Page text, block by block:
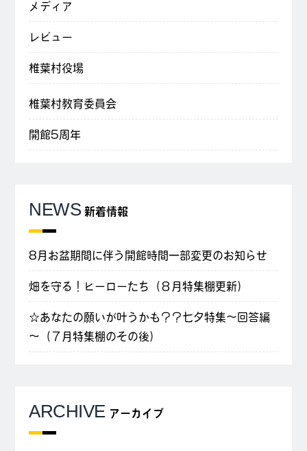
メディア
レビュー
椎葉村役場
椎葉村教育委員会
開館5周年
NEWS 新着情報
8月お盆期間に伴う開館時間一部変更のお知らせ
畑を守る！ヒーローたち（８月特集棚更新）
☆あなたの願いが叶うかも？？七夕特集～回答編
～（７月特集棚のその後）
ARCHIVE アーカイブ